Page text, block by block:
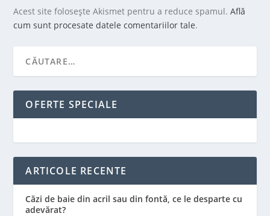
Acest site folosește Akismet pentru a reduce spamul.Află
cum sunt procesate datele comentariilor tale.
OFERTE SPECIALE
ARTICOLE RECENTE
Căzi de baie din acril sau din fontă, ce le desparte cu
adevărat?